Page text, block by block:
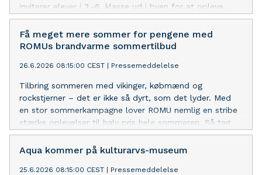
inviterer elever i 3.-6. klasse ud i byen for at opleve,
undersøge og reflektere over kildernes og vandets
betydning før, nu og i fremtiden.
Få meget mere sommer for pengene med
ROMUs brandvarme sommertilbud
26.6.2026 08:15:00 CEST Pressemeddelelse
Tilbring sommeren med vikinger, købmænd og
rockstjerner – det er ikke så dyrt, som det lyder. Med
en stor sommerkampagne lover ROMU nemlig en stribe
stærke oplevelser til halv pris hele sommeren. Så tag
familien under armen og planlæg en indholdsrig, men
budgetvenlig ferie.
Aqua kommer på kulturarvs-museum
25.6.2026 08:15:00 CEST Pressemeddelelse